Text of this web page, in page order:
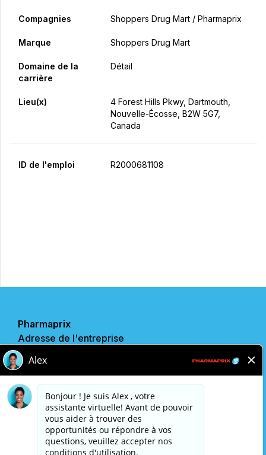
Compagnies Shoppers Drug Mart / Pharmaprix
Marque Shoppers Drug Mart
Domaine de la
carrière
Détail
Lieu(x)
4 Forest Hills Pkwy, Dartmouth,
Nouvelle-Écosse, B2W 5G7,
Canada
ID de l'emploi R2000681108
Pharmaprix
Adresse de l'entreprise
243 Consumers Road
Toronto, ON
M2J 4W8
Politique de confidentialité
Avis légal
Accessibilité